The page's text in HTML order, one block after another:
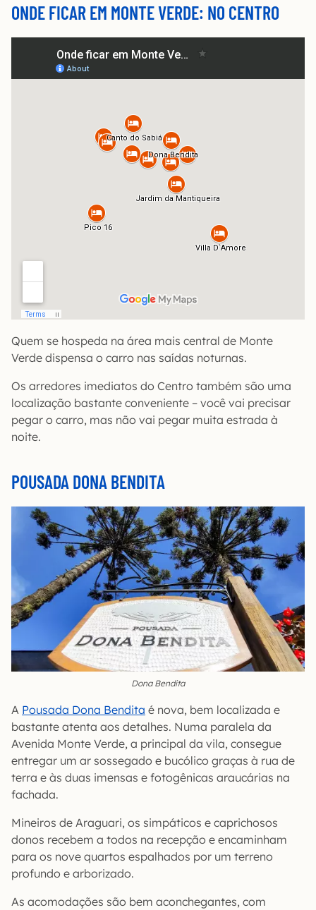
ONDE FICAR EM MONTE VERDE: NO CENTRO
Quem se hospeda na área mais central de Monte
Verde dispensa o carro nas saídas noturnas.
Os arredores imediatos do Centro também são uma
localização bastante conveniente – você vai precisar
pegar o carro, mas não vai pegar muita estrada à
noite.
POUSADA DONA BENDITA
Dona Bendita
A Pousada Dona Bendita é nova, bem localizada e
bastante atenta aos detalhes. Numa paralela da
Avenida Monte Verde, a principal da vila, consegue
entregar um ar sossegado e bucólico graças à rua de
terra e às duas imensas e fotogênicas araucárias na
fachada.
Mineiros de Araguari, os simpáticos e caprichosos
donos recebem a todos na recepção e encaminham
para os nove quartos espalhados por um terreno
profundo e arborizado.
As acomodações são bem aconchegantes, com